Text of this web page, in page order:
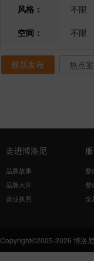
风格：
不限
空间：
不限
最新发布 热点
走进博洛尼
品牌故事
品牌大片
营业执照
整
整
全
Copyright©2005-2026 博洛